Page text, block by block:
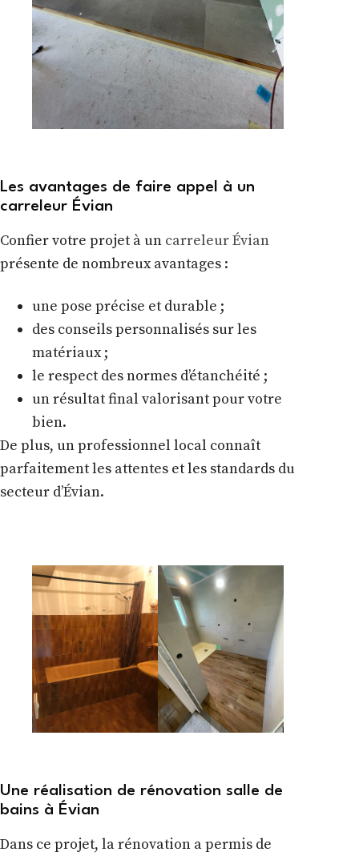
Les avantages de faire appel à un
carreleur Évian
Confier votre projet à un carreleur Évian
présente de nombreux avantages :
une pose précise et durable ;
des conseils personnalisés sur les
matériaux ;
le respect des normes d’étanchéité ;
un résultat final valorisant pour votre
bien.
De plus, un professionnel local connaît
parfaitement les attentes et les standards du
secteur d’Évian.
Une réalisation de rénovation salle de
bains à Évian
Dans ce projet, la rénovation a permis de